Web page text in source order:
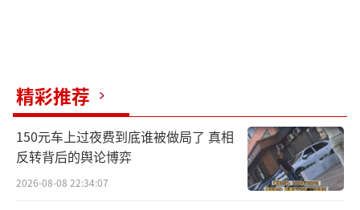
精彩推荐
150元车上过夜费到底谁被做局了 真相
反转背后的舆论博弈
2026-08-08 22:34:07